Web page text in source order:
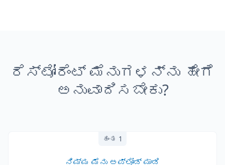
ರೆಸ್ಟೋರೆಂಟ್ ಮೆನುಗಳನ್ನು ಹೇಗೆ
ಅನುವಾದಿಸಬೇಕು?
ಹಂತ 1
ನಿಮ್ಮ ಮೆನು ಅಪ್‌ಲೋಡ್ ಮಾಡಿ